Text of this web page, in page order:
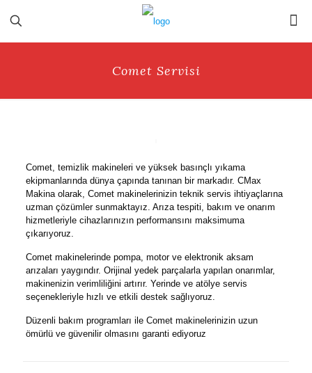
Comet Servisi
Comet, temizlik makineleri ve yüksek basınçlı yıkama
ekipmanlarında dünya çapında tanınan bir markadır. CMax
Makina olarak, Comet makinelerinizin teknik servis ihtiyaçlarına
uzman çözümler sunmaktayız. Arıza tespiti, bakım ve onarım
hizmetleriyle cihazlarınızın performansını maksimuma
çıkarıyoruz.
Comet makinelerinde pompa, motor ve elektronik aksam
arızaları yaygındır. Orijinal yedek parçalarla yapılan onarımlar,
makinenizin verimliliğini artırır. Yerinde ve atölye servis
seçenekleriyle hızlı ve etkili destek sağlıyoruz.
Düzenli bakım programları ile Comet makinelerinizin uzun
ömürlü ve güvenilir olmasını garanti ediyoruz